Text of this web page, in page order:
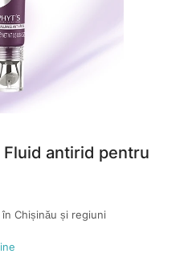
Fluid antirid pentru
în Chișinău și regiuni